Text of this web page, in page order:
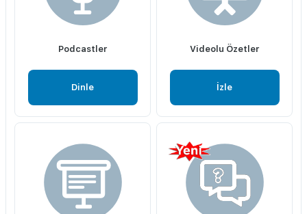
Podcastler
Dinle
Videolu Özetler
İzle